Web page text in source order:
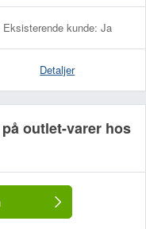
Eksisterende kunde: Ja
Detaljer
outlet-varer hos